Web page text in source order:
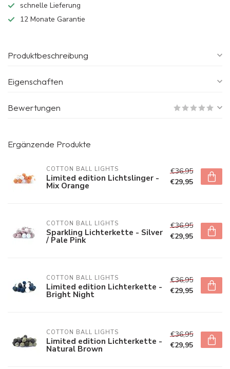
schnelle Lieferung
12 Monate Garantie
Produktbeschreibung
Eigenschaften
Bewertungen
Ergänzende Produkte
COTTON BALL LIGHTS
Limited edition Lichtslinger -
Mix Orange
€36,95
€29,95
COTTON BALL LIGHTS
Sparkling Lichterkette - Silver
/ Pale Pink
€36,95
€29,95
COTTON BALL LIGHTS
Limited edition Lichterkette -
Bright Night
€36,95
€29,95
COTTON BALL LIGHTS
Limited edition Lichterkette -
Natural Brown
€36,95
€29,95